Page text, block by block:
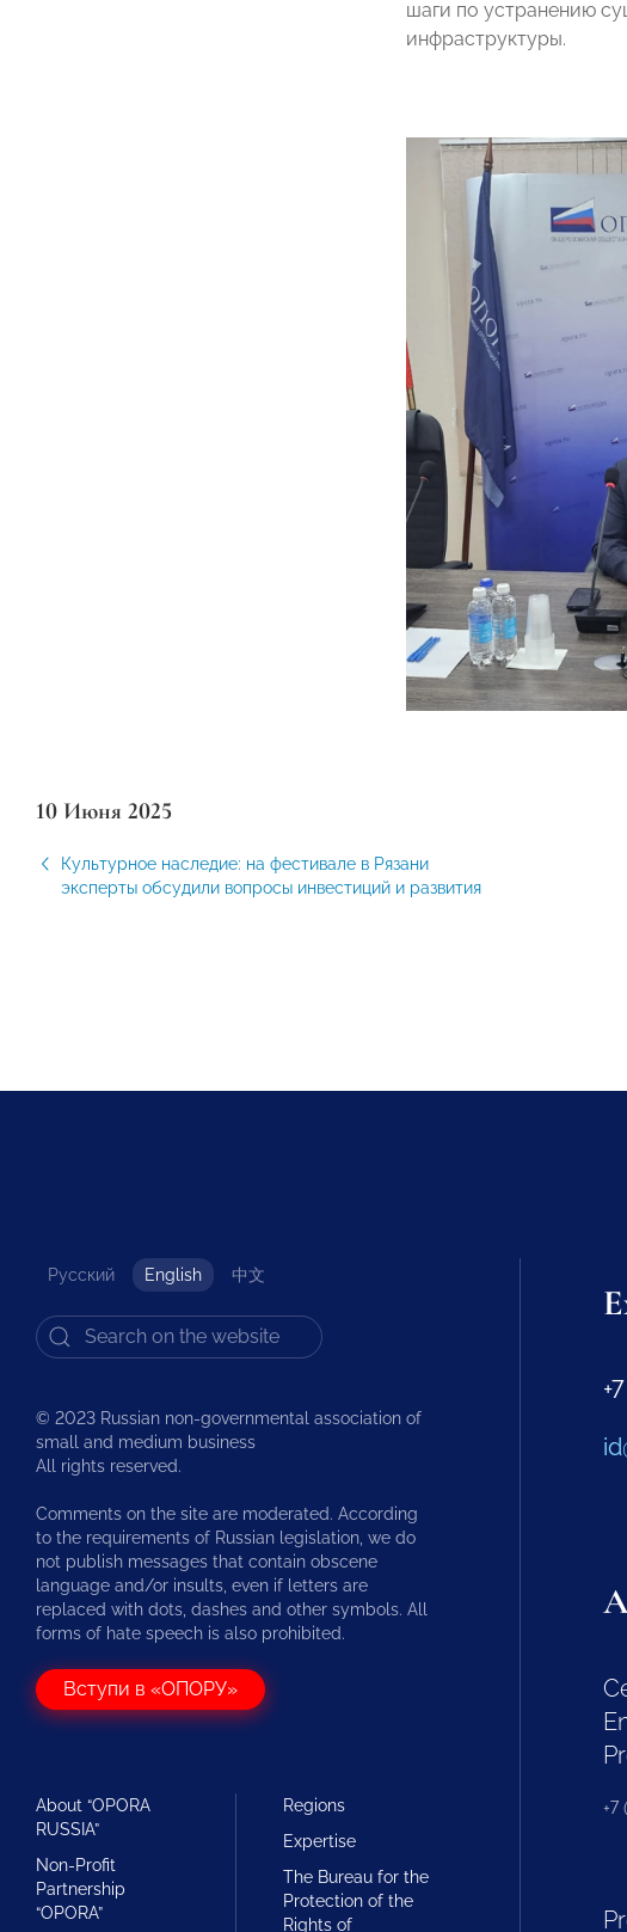
шаги по устранению
инфраструктуры.
10 Июня 2025
Культурное наследие: на фестивале в Рязани
эксперты обсудили вопросы инвестиций и развития
Русский English 中文
© 2023 Russian non-governmental association of
small and medium business
All rights reserved.
Comments on the site are moderated. According
to the requirements of Russian legislation, we do
not publish messages that contain obscene
language and/or insults, even if letters are
replaced with dots, dashes and other symbols. All
forms of hate speech is also prohibited.
Вступи в «ОПОРУ»
About “OPORA
RUSSIA”
Non-Profit
Partnership
“OPORA”
Regions
Expertise
The Bureau for the
Protection of the
Rights of
+7